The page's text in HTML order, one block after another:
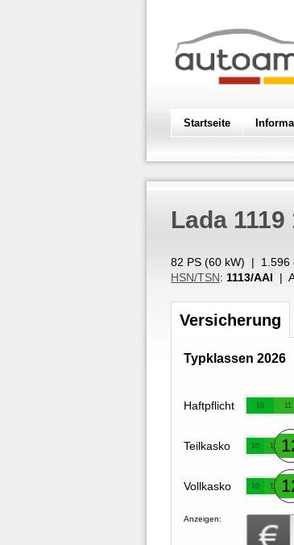
Startseite
Lada 1119
82 PS (60 kW) | 1.596
HSN/TSN: 1113/AAI |
Versicherung
Typklassen 2026
Haftpflicht 10 11
Teilkasko 10 11
Vollkasko 10 11
Anzeigen: